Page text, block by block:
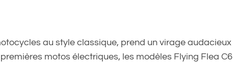
au style classique, prend un virage audacieux
motos électriques, les modèles Flying Flea C6